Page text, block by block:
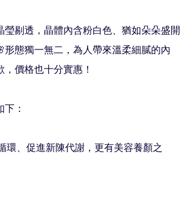
瑩剔透，晶體內含粉白色、猶如朵朵盛開
形態獨一無二，為人帶來溫柔細膩的內
價格也十分實惠！
：
環、促進新陳代謝，更有美容養顏之